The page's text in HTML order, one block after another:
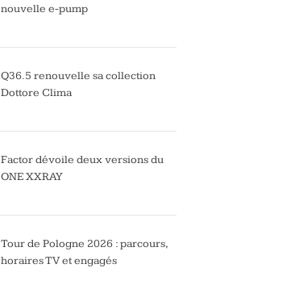
nouvelle e-pump
Q36.5 renouvelle sa collection
Dottore Clima
Factor dévoile deux versions du
ONE XXRAY
Tour de Pologne 2026 : parcours,
horaires TV et engagés